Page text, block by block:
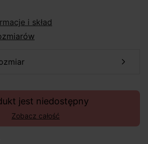
i skład
jest niedostępny
Zobacz całość